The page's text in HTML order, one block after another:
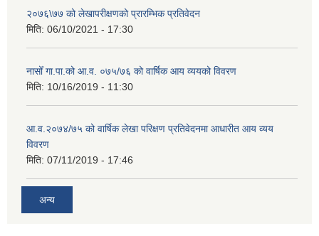
२०७६\७७ को लेखापरीक्षणको प्रारम्भिक प्रतिवेदन
मिति: 06/10/2021 - 17:30
नासोँ गा.पा.को आ.व. ०७५/७६ को वार्षिक आय व्ययको विवरण
मिति: 10/16/2019 - 11:30
आ.व.२०७४/७५ को वार्षिक लेखा परिक्षण प्रतिवेदनमा आधारीत आय व्यय
विवरण
मिति: 07/11/2019 - 17:46
अन्य